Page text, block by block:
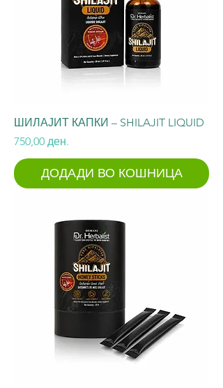
ШИЛАЈИТ КАПКИ – SHILAJIT LIQUID
Price
750,00 ден.
ДОДАДИ ВО КОШНИЦА